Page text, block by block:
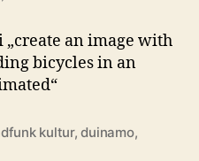
an image with
bicycles in an
kultur,duinamo,